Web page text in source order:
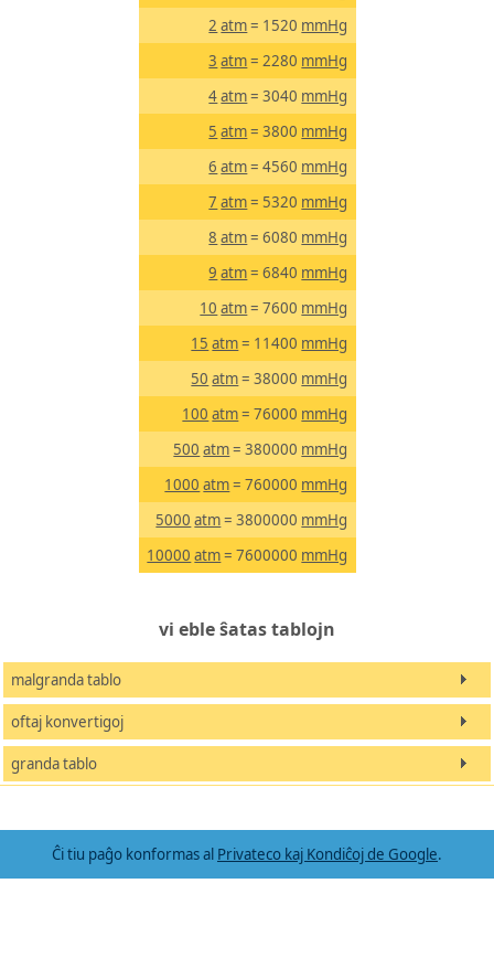
2 atm= 1520 mmHg
3 atm= 2280 mmHg
4atm= 3040 mmHg
5 atm= 3800 mmHg
6 atm= 4560 mmHg
7 atm= 5320 mmHg
8 atm= 6080 mmHg
9 atm= 6840 mmHg
10 atm= 7600 mmHg
15 atm= 11400 mmHg
50 atm= 38000 mmHg
100 atm= 76000 mmHg
500 atm= 380000 mmHg
1000 atm= 760000 mmHg
5000 atm= 3800000 mmHg
10000 atm= 7600000 mmHg
vi eble ŝatas tablojn
malgranda tablo
oftaj konvertigoj
granda tablo
Ĉi tiu paĝo konformas al Privateco kaj Kondiĉoj de Google.